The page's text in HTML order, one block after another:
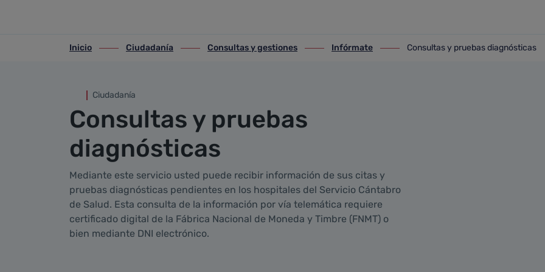
ir-a inicio
Inicio
ir-a Ciudadanía
Ciudadanía
ir-a Consultas y gestiones
Consultas y gestiones
ir-a Infórmate
Infórmate
ir-a Consultas y pruebas diagnósticas
Consultas y pruebas diagnósticas
Ciudadanía
Consultas y pruebas
diagnósticas
Mediante este servicio usted puede recibir información de sus citas y
pruebas diagnósticas pendientes en los hospitales del Servicio Cántabro
de Salud. Esta consulta de la información por vía telemática requiere
certificado digital de la Fábrica Nacional de Moneda y Timbre (FNMT) o
bien mediante DNI electrónico.